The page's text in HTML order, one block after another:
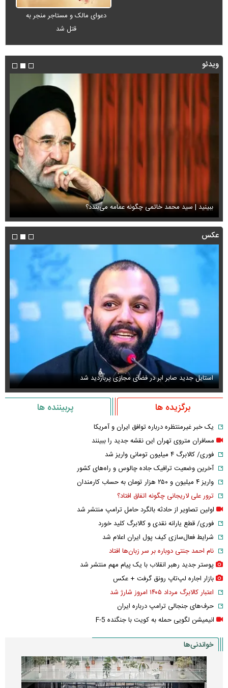
دعوای مالک و مستاجر منجر به
قتل شد
ویدئو
ببینید | سید محمد خاتمی چگونه عمامه می‌بندد؟
عکس
استایل جدید صابر ابر در فضای مجازی پربازدید شد
برگزیده ها پربیننده ها
یک خبر غیرمنتظره درباره توافق ایران و آمریکا
مسافران متروی تهران این نقشه جدید را ببینند
فوری/ کالابرگ ۴ میلیون تومانی واریز شد
آخرین وضعیت ترافیک جاده چالوس و راه‌های کشور
واریز ۴ میلیون و ۲۵۰ هزار تومان به حساب کارمندان
ترور علی لاریجانی چگونه اتفاق افتاد؟
اولین تصاویر از حادثه بالگرد حامل ترامپ منتشر شد
فوری/ قطع یارانه نقدی و کالابرگ کلید خورد
شرایط فعال‌سازی کیف پول ایران اعلام شد
نام احمد جنتی دوباره بر سر زبان‌ها افتاد
پوستر جدید رهبر انقلاب با یک پیام مهم منتشر شد
بازار اجاره لپ‌تاپ رونق گرفت + عکس
اعتبار کالابرگ مرداد ۱۴۰۵ امروز شارژ شد
حرف‌های جنجالی ترامپ درباره ایران
انیمیشن لگویی حمله به کویت با جنگنده F-5
خواندنی‌ها